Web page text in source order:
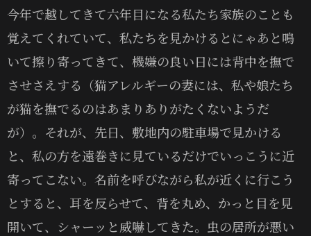
今年で越してきて六年目になる私たち家族のことも
覚えてくれていて、私たちを見かけるとにゃあと鳴
いて擦り寄ってきて、機嫌の良い日には背中を撫で
させさえする（猫アレルギーの妻には、私や娘たち
が猫を撫でるのはあまりありがたくないようだ
が）。それが、先日、敷地内の駐車場で見かける
と、私の方を遠巻きに見ているだけでいっこうに近
寄ってこない。名前を呼びながら私が近くに行こう
とすると、耳を反らせて、背を丸め、かっと目を見
開いて、シャーッと威嚇してきた。虫の居所が悪い